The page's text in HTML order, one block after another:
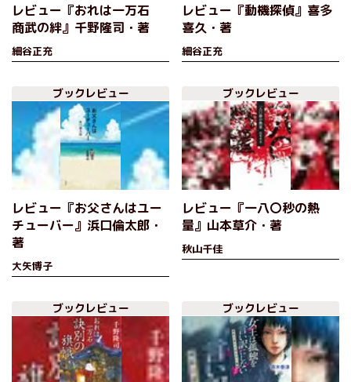
レビュー『おれは一万石
商武の絆』千野隆司・著
細谷正充
レビュー『動機探偵』喜多
喜久・著
細谷正充
ブックレビュー
レビュー『お父さんはユー
チューバー』浜口倫太郎・
著
大矢博子
ブックレビュー
レビュー『一八〇秒の熱
量』山本草介・著
秋山千佳
ブックレビュー ブックレビュー